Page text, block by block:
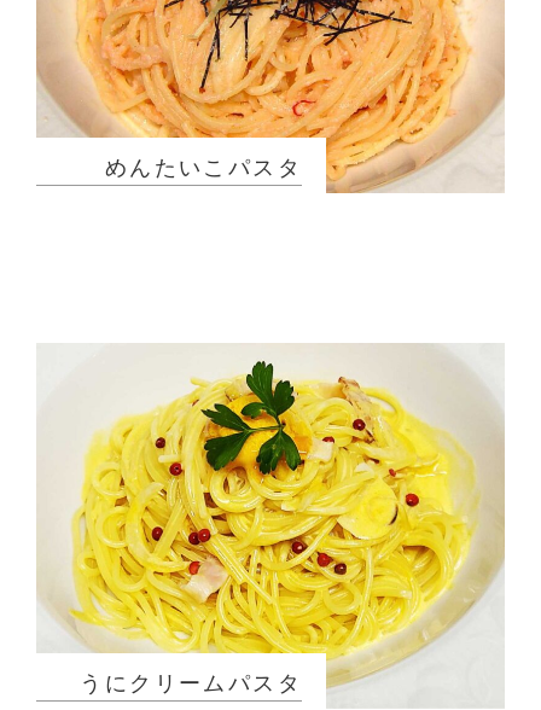
めんたいこパスタ
うにクリームパスタ